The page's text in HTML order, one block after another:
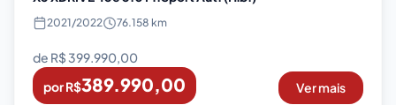
2021/2022 76.158 km
de R$399.990,00
por R$389.990,00 Ver mais